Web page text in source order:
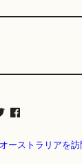
ーストラリアを訪